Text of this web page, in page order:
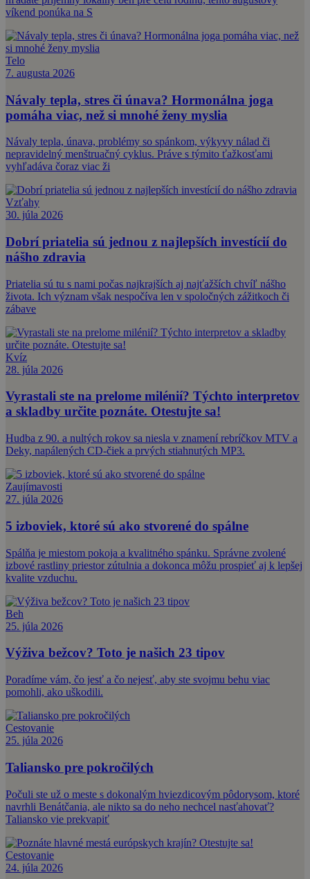
víkend ponúka na S
Telo
7. augusta 2026
Návaly tepla, stres či únava? Hormonálna joga
pomáha viac, než si mnohé ženy myslia
Návaly tepla, únava, problémy so spánkom, výkyvy nálad či
nepravidelný menštruačný cyklus. Práve s týmito ťažkosťami
vyhľadáva čoraz viac ži
Vzťahy
30. júla 2026
Dobrí priatelia sú jednou z najlepších investícií do
nášho zdravia
Priatelia sú tu s nami počas najkrajších aj najťažších chvíľ nášho
života. Ich význam však nespočíva len v spoločných zážitkoch či
zábave
Kvíz
28. júla 2026
Vyrastali ste na prelome milénií? Týchto interpretov
a skladby určite poznáte. Otestujte sa!
Hudba z 90. a nultých rokov sa niesla v znamení rebríčkov MTV a
Deky, napálených CD-čiek a prvých stiahnutých MP3.
Zaujímavosti
27. júla 2026
5 izboviek, ktoré sú ako stvorené do spálne
Spálňa je miestom pokoja a kvalitného spánku. Správne zvolené
izbové rastliny priestor zútulnia a dokonca môžu prospieť aj k lepšej
kvalite vzduchu.
Beh
25. júla 2026
Výživa bežcov? Toto je našich 23 tipov
Poradíme vám, čo jesť a čo nejesť, aby ste svojmu behu viac
pomohli, ako uškodili.
Cestovanie
25. júla 2026
Taliansko pre pokročilých
Počuli ste už o meste s dokonalým hviezdicovým pôdorysom, ktoré
navrhli Benátčania, ale nikto sa do neho nechcel nasťahovať?
Taliansko vie prekvapiť
Cestovanie
24. júla 2026